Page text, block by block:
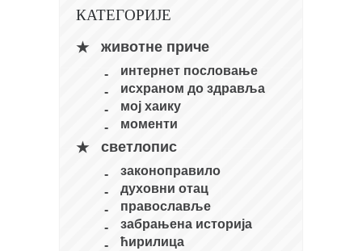
кушанку
темашивари
КАТЕГОРИЈЕ
животне приче
интернет пословање
исхраном до здравља
мој хаику
моменти
светлопис
законоправило
духовни отац
православље
забрањена историја
ћирилица